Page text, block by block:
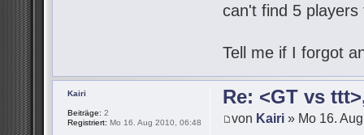
can't find 5
Tell me if I forgot
Re: <GT vs
von Kairi » Mo 16.
Kairi
Beiträge: 2
Registriert: Mo 16. Aug 2010, 06:48